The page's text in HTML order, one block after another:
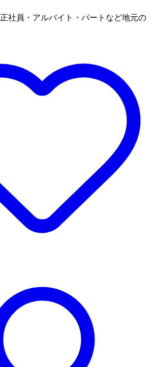
正社員・アルバイト・パートなど地元の